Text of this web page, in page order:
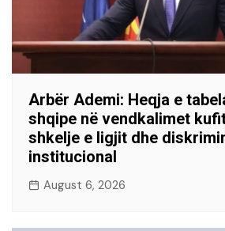
Arbër Ademi: Heqja e
shqipe në vendkalimet
shkelje e ligjit dhe
institucional
August 6, 2026